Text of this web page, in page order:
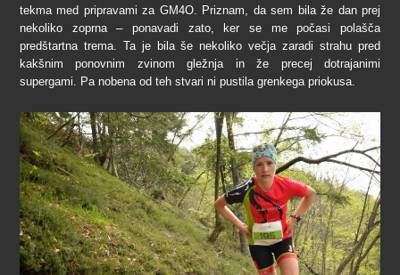
tekma med pripravami za GM4O. Priznam, da sem bila že dan prej
nekoliko zoprna – ponavadi zato, ker se me počasi polašča
predštartna trema. Ta je bila še nekoliko večja zaradi strahu pred
kakšnim ponovnim zvinom gležnja in že precej dotrajanimi
supergami. Pa nobena od teh stvari ni pustila grenkega priokusa.